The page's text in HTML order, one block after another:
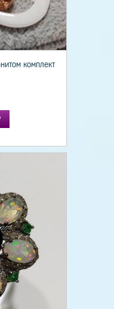
комплект